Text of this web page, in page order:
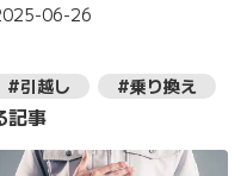
06-26
#引越し #乗り換え
記事